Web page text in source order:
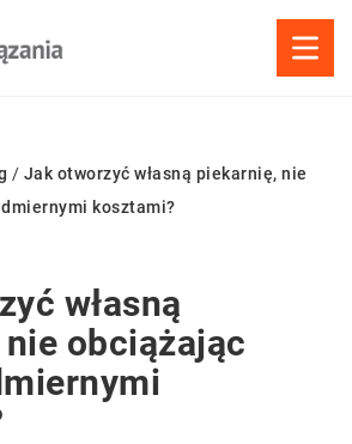
/ Jak otworzyć własną piekarnię, nie
kosztami?
własną
obciążając